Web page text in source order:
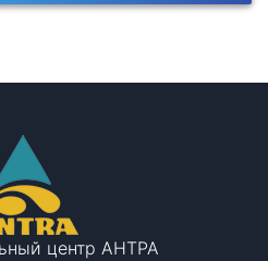
центр АНТРА